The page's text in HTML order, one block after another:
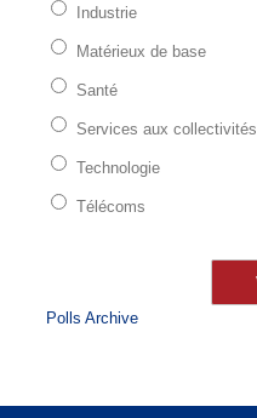
Industrie
Matérieux de base
Santé
Services aux collectivités
Technologie
Télécoms
Polls Archive